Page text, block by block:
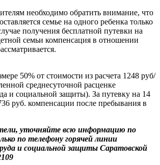
необходимо обратить внимание, что
семье на одного ребенка только
получения бесплатной путевки на
семьи компенсация в отношении
50% от стоимости из расчета 1248 руб/
среднесуточной расценке
и социальной защиты). За путевку на 14
руб. компенсации после пребывания в
уточняйте всю информацию по
по телефону горячей линии
и социальной защиты Саратовской